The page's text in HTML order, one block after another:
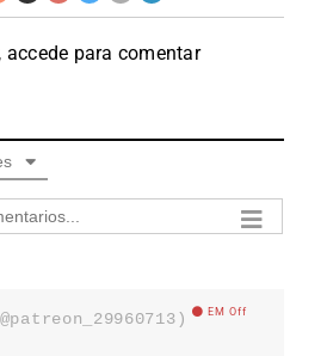
accede para comentar
EM Off